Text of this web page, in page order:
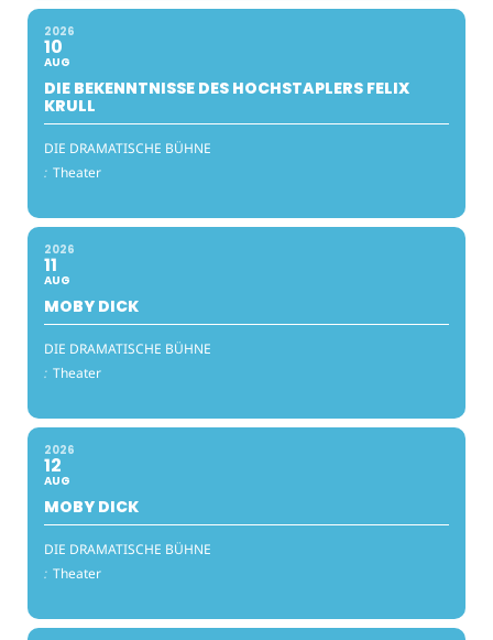
2026
10
AUG
DIE BEKENNTNISSE DES HOCHSTAPLERS FELIX
KRULL
DIE DRAMATISCHE BÜHNE
: Theater
2026
11
AUG
MOBY DICK
DIE DRAMATISCHE BÜHNE
: Theater
2026
12
AUG
MOBY DICK
DIE DRAMATISCHE BÜHNE
: Theater